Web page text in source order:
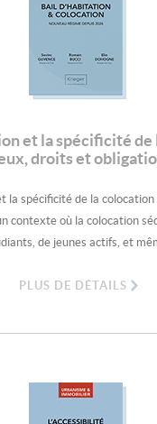
et la spécificité de
droits et
la spécificité de la
contexte où la colocation
de jeunes actifs, et
PLUS DE DÉTAILS